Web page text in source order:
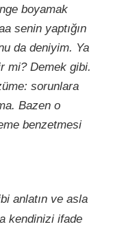
boyamak
senin yaptığın
da deniyim. Ya
mi? Demek gibi.
sorunlara
Bazen o
benzetmesi
anlatın ve asla
kendinizi ifade